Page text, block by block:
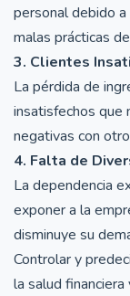
personal debido
malas prácticas
3. Clientes
La pérdida de
insatisfechos que
negativas con
4. Falta de
La dependencia
exponer a la
disminuye su
Controlar y
la salud